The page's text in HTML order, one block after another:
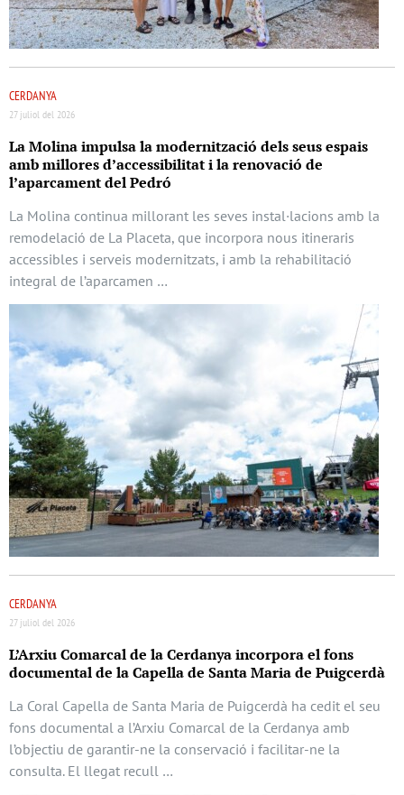
CERDANYA
27 juliol del 2026
La Molina impulsa la modernització dels seus espais
amb millores d’accessibilitat i la renovació de
l’aparcament del Pedró
La Molina continua millorant les seves instal·lacions amb la
remodelació de La Placeta, que incorpora nous itineraris
accessibles i serveis modernitzats, i amb la rehabilitació
integral de l’aparcamen …
CERDANYA
27 juliol del 2026
L’Arxiu Comarcal de la Cerdanya incorpora el fons
documental de la Capella de Santa Maria de Puigcerdà
La Coral Capella de Santa Maria de Puigcerdà ha cedit el seu
fons documental a l’Arxiu Comarcal de la Cerdanya amb
l’objectiu de garantir-ne la conservació i facilitar-ne la
consulta. El llegat recull …